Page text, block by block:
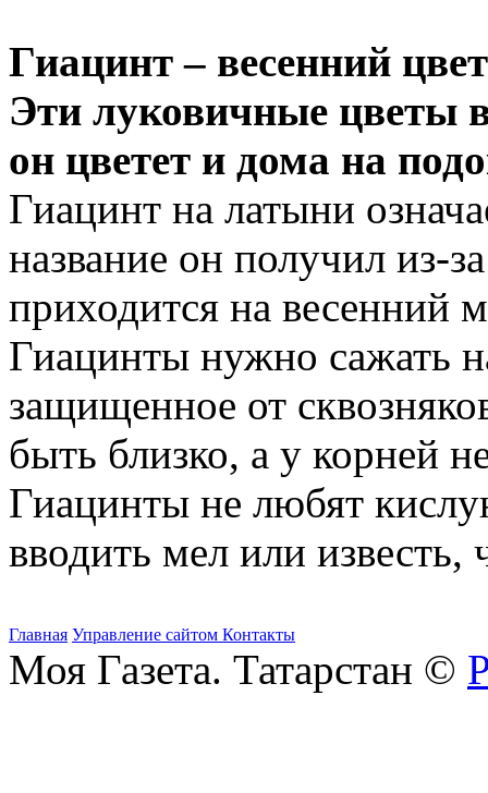
Гиацинт – весенний
Эти луковичные цветы
он цветет и дома на
Гиацинт на латыни
название он получил из-
приходится на весенний
Гиацинты нужно сажать
защищенное от
быть близко, а у корней
Гиацинты не любят
вводить мел или
Главная Управление сайтом Контакты
Моя Газета. Татарстан ©